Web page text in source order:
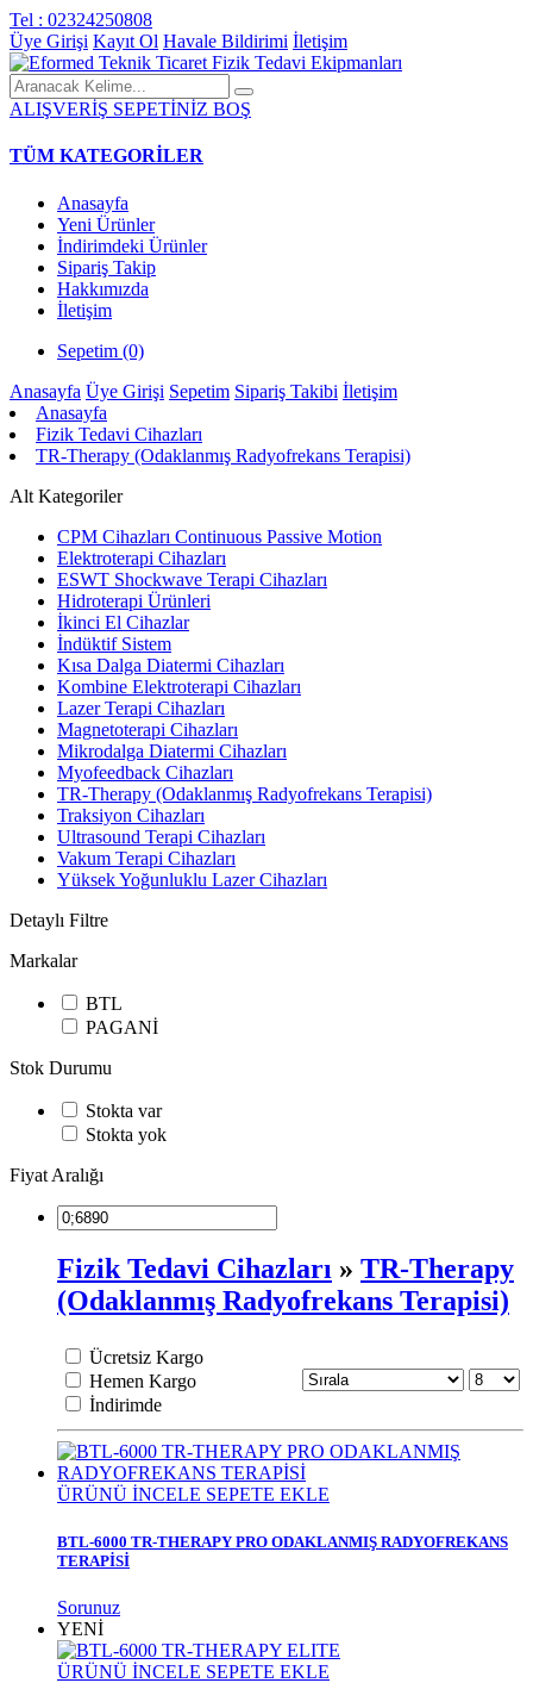
Tel : 02324250808
Üye Girişi Kayıt Ol Havale Bildirimi İletişim
ALIŞVERİŞ SEPETİNİZ BOŞ
TÜM KATEGORİLER
Anasayfa
Yeni Ürünler
İndirimdeki Ürünler
Sipariş Takip
Hakkımızda
İletişim
Sepetim (0)
Anasayfa Üye Girişi Sepetim Sipariş Takibi İletişim
Anasayfa
Fizik Tedavi Cihazları
TR-Therapy (Odaklanmış Radyofrekans Terapisi)
Alt Kategoriler
CPM Cihazları Continuous Passive Motion
Elektroterapi Cihazları
ESWT Shockwave Terapi Cihazları
Hidroterapi Ürünleri
İkinci El Cihazlar
İndüktif Sistem
Kısa Dalga Diatermi Cihazları
Kombine Elektroterapi Cihazları
Lazer Terapi Cihazları
Magnetoterapi Cihazları
Mikrodalga Diatermi Cihazları
Myofeedback Cihazları
TR-Therapy (Odaklanmış Radyofrekans Terapisi)
Traksiyon Cihazları
Ultrasound Terapi Cihazları
Vakum Terapi Cihazları
Yüksek Yoğunluklu Lazer Cihazları
Detaylı Filtre
Markalar
BTL
PAGANİ
Stok Durumu
Stokta var
Stokta yok
Fiyat Aralığı
Fizik Tedavi Cihazları » TR-Therapy
(Odaklanmış Radyofrekans Terapisi)
Ücretsiz Kargo
Hemen Kargo
İndirimde
ÜRÜNÜ İNCELE SEPETE EKLE
BTL-6000 TR-THERAPY PRO ODAKLANMIŞ RADYOFREKANS
TERAPİSİ
Sorunuz
YENİ
ÜRÜNÜ İNCELE SEPETE EKLE